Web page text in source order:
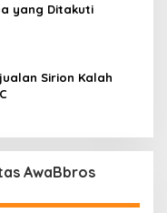
yang Ditakuti
Sirion Kalah
AwaBbros